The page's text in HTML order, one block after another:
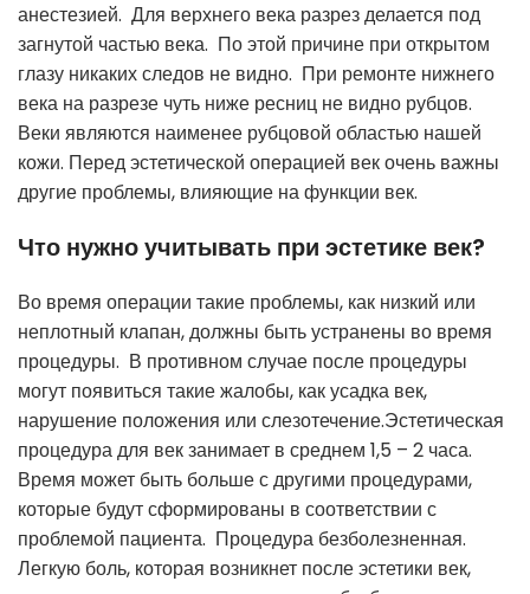
анестезией. Для верхнего века разрез делается под
загнутой частью века. По этой причине при открытом
глазу никаких следов не видно. При ремонте нижнего
века на разрезе чуть ниже ресниц не видно рубцов.
Веки являются наименее рубцовой областью нашей
кожи. Перед эстетической операцией век очень важны
другие проблемы, влияющие на функции век.
Что нужно учитывать при эстетике век?
Во время операции такие проблемы, как низкий или
неплотный клапан, должны быть устранены во время
процедуры. В противном случае после процедуры
могут появиться такие жалобы, как усадка век,
нарушение положения или слезотечение.Эстетическая
процедура для век занимает в среднем 1,5 – 2 часа.
Время может быть больше с другими процедурами,
которые будут сформированы в соответствии с
проблемой пациента. Процедура безболезненная.
Легкую боль, которая возникнет после эстетики век,